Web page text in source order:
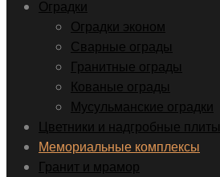
Оградки
Оградки эконом
Сварные ограды
Гранитные ограды
Кованые ограды
Мусульманские оградки
Цветники и надгробные плиты
Мемориальные комплексы
Гранит и мрамор